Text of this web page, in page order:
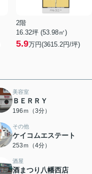
2階
16.32坪 (53.98㎡)
5.9万円(3615.2円/坪)
美容室
ＢＥＲＲＹ
196ｍ（3分）
その他
ケイコムエステート
253ｍ（4分）
酒屋
酒まつり八幡西店